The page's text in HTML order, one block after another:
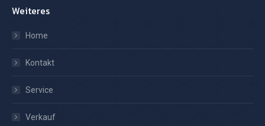
Weiteres
Home
Kontakt
Service
Verkauf